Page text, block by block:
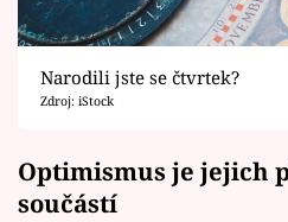
Narodili jste se čtvrtek?
Zdroj: iStock
Optimismus je jejich
součástí